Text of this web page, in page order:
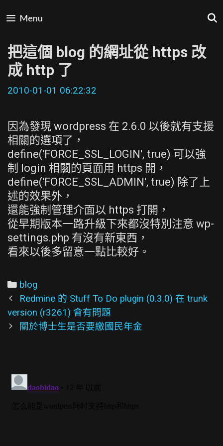
to
Menu
把這個 blog 的網址從 https 改
成 http 了
2010-01-01 06:22:32
因為發現 wordpress 在 2.6.0 以後就有支援
相關的選項了，
define('FORCE_SSL_LOGIN', true) 可以強
制 login 相關的頁面用 https 開，
define('FORCE_SSL_ADMIN', true) 除了上
述的效果外，
還能強制管理介面以 https 打開，
從早期版本一路升級下來都沒特別注意 wp-
settings.php 有沒有新東西，
看來以後多留意一點比較好。
Categories
blog
Post
navigation
Redmine 的 Stuff To Do plugin (0.3.0) 在 trunk
version (r3261) 會有問題
關於博士生是否要繳國民年金